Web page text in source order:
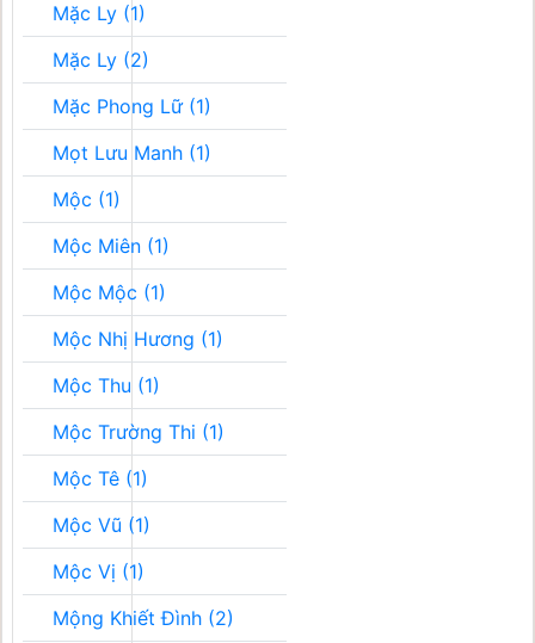
Mặc Ly (1)
Mặc Ly (2)
Mặc Phong Lữ (1)
Mọt Lưu Manh (1)
Mộc (1)
Mộc Miên (1)
Mộc Mộc (1)
Mộc Nhị Hương (1)
Mộc Thu (1)
Mộc Trường Thi (1)
Mộc Tê (1)
Mộc Vũ (1)
Mộc Vị (1)
Mộng Khiết Đình (2)